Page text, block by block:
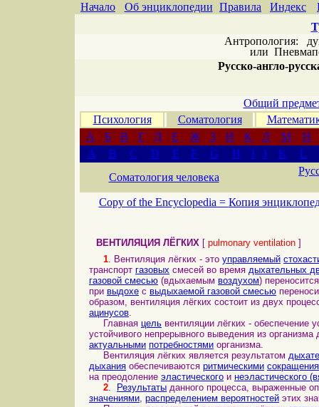
Начало Об энциклопедии Правила Индекс
Антропология:
или
Русско-англо-
Общий
Психология
Соматология
А
Б В Г Д Е Ж З И К Л М
Н
A
B C D E F G H I J K
L
Соматология человека
Copy of the Encyclopedia = Копия
ВЕНТИЛЯЦИЯ ЛЁГКИХ [ pulmonary ventilation ]
1. Вентиляция лёгких - это управляемый
транспорт газовых смесей во время дыхательных
газовой смесью (вдыхаемым воздухом)
при выдохе с выдыхаемой газовой смесью
образом, вентиляция лёгких состоит из двух
ацинусов.
Главная цель вентиляции лёгких - обеспечение
устойчивого непрерывного выведения из
актуальными потребностями организма.
Вентиляция лёгких является результатом
дыхания обеспечиваются ритмическими
на преодоление эластического и неэластического
2. Результаты данного процесса, выраженные
значениями, распределением вероятностей этих